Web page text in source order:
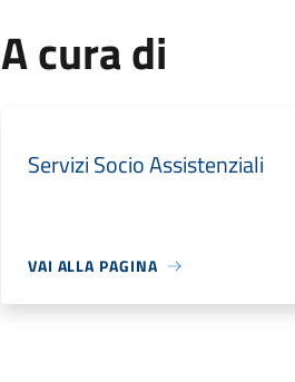
A cura di
Servizi Socio Assistenziali
VAI ALLA PAGINA